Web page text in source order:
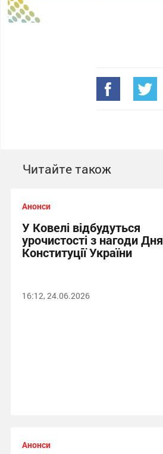
Читайте також
Анонси
У Ковелі відбудуться
урочистості з нагоди Дня
Конституції України
16:12, 24.06.2026
Анонси